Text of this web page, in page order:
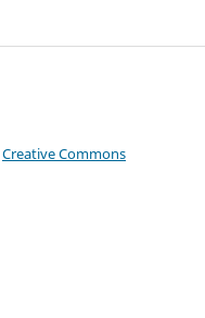
Creative Commons